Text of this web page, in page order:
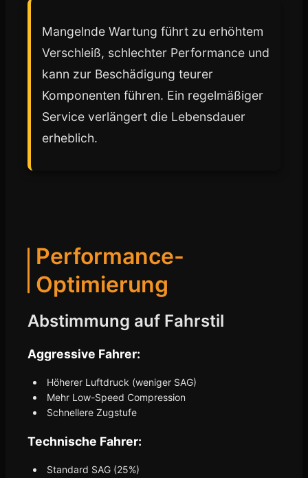
Mangelnde Wartung führt zu erhöhtem
Verschleiß, schlechter Performance und
kann zur Beschädigung teurer
Komponenten führen. Ein regelmäßiger
Service verlängert die Lebensdauer
erheblich.
Performance-
Optimierung
Abstimmung auf Fahrstil
Aggressive Fahrer:
Höherer Luftdruck (weniger SAG)
Mehr Low-Speed Compression
Schnellere Zugstufe
Technische Fahrer:
Standard SAG (25%)